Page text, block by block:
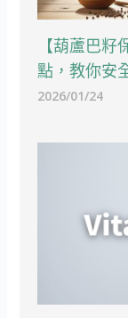
【葫蘆巴
點，教你安
2026/01/24